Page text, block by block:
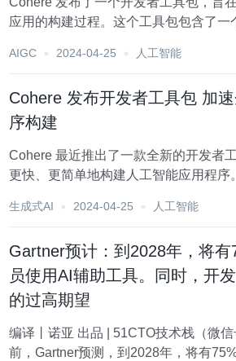
应用的构建过程。这个工具包包含了一
特应用并进行大规模部署” 的组件。 Cohere 的 Elaine Gao
AIGC 2024-04-25 人工智能
Cohere 发布开发者工具包 加
序构建
Cohere 最近推出了一款全新的开发者
更快、更简单地构建人工智能应用程序
署。它还包括了一系列组件，旨在帮助
生成式AI 2024-04-25 人工智能
Gartner预计：到2028年，将
员使用AI辅助工具。同时，开
的过高期望
编译丨诺亚 出品 | 51CTO技术栈（微
前，Gartner预测，到2028年，将有